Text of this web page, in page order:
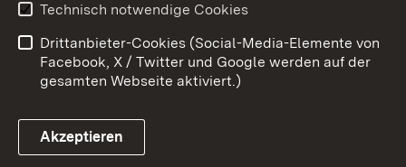
Link zum Landesportal
Barrierefreiheit
Benutzungshinweise
Impressum
Cookies
Technisch notwendige Cookies
Drittanbieter-Cookies (Social-Media-Elemente von
Facebook, X / Twitter und Google werden auf der
gesamten Webseite aktiviert.)
Akzeptieren